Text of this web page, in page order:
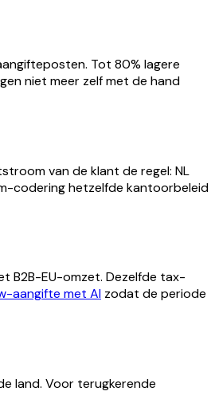
Tot 80% lagere
niet meer zelf met de hand
van de klant de regel: NL
codering hetzelfde kantoorbeleid
B2B-EU-omzet. Dezelfde tax-
aangifte met AI zodat de periode
land. Voor terugkerende